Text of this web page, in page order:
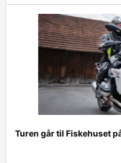
2
Turen går til Fiskehuset